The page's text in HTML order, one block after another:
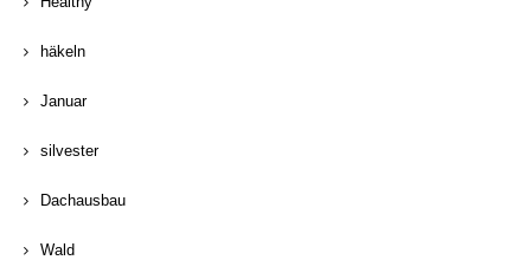
häkeln
Januar
silvester
Dachausbau
Wald